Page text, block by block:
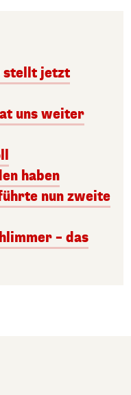
stellt jetzt
uns weiter
haben
nun zweite
– das